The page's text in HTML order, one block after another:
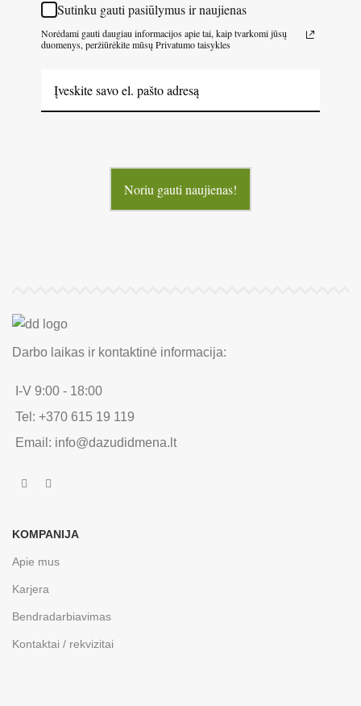
Sutinku gauti pasiūlymus ir naujienas
Norėdami gauti daugiau informacijos apie tai, kaip tvarkomi jūsų
duomenys, peržiūrėkite mūsų Privatumo taisykles
Noriu gauti naujienas!
Darbo laikas ir kontaktinė informacija:
I-V 9:00 - 18:00
Tel: +370 615 19 119
Email: info@dazudidmena.lt
KOMPANIJA
Apie mus
Karjera
Bendradarbiavimas
Kontaktai / rekvizitai